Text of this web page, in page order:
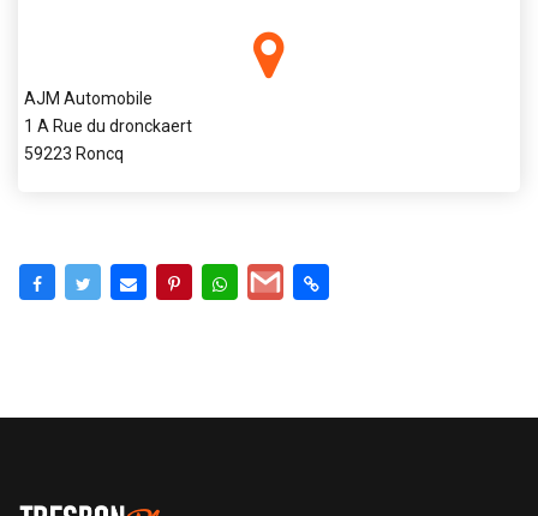
AJM Automobile
1 A Rue du dronckaert
59223 Roncq